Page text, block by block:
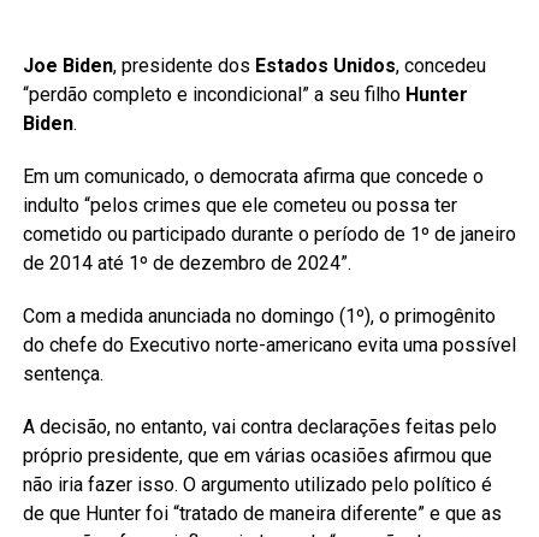
Joe Biden, presidente dos Estados Unidos, concedeu
“perdão completo e incondicional” a seu filho Hunter
Biden.
Em um comunicado, o democrata afirma que concede o
indulto “pelos crimes que ele cometeu ou possa ter
cometido ou participado durante o período de 1º de janeiro
de 2014 até 1º de dezembro de 2024”.
Com a medida anunciada no domingo (1º), o primogênito
do chefe do Executivo norte-americano evita uma possível
sentença.
A decisão, no entanto, vai contra declarações feitas pelo
próprio presidente, que em várias ocasiões afirmou que
não iria fazer isso. O argumento utilizado pelo político é
de que Hunter foi “tratado de maneira diferente” e que as